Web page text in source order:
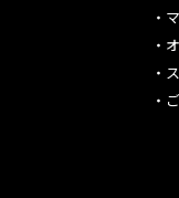
・
・
・
・